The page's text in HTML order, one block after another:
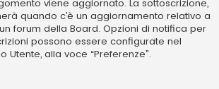
viene aggiornato. La sottoscrizione,
quando c’è un aggiornamento relativo a
forum della Board. Opzioni di notifica per
possono essere configurate nel
Utente, alla voce “Preferenze”.